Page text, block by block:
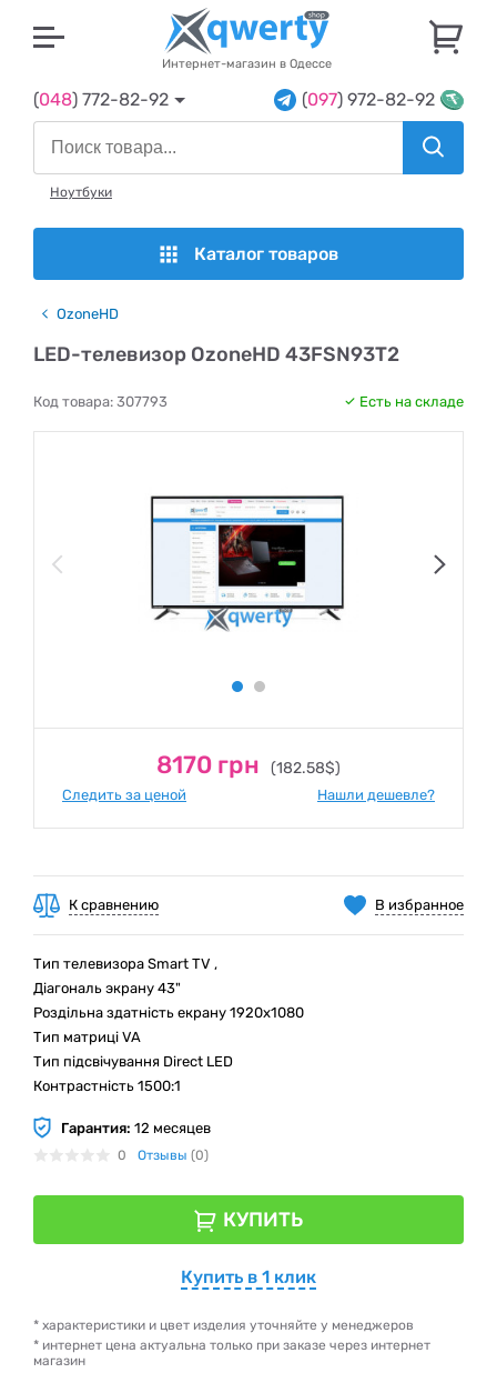
Интернет-магазин в Одессе
(048) 772-82-92 (097) 972-82-92
Ноутбуки
Каталог товаров
OzoneHD
LED-телевизор OzoneHD 43FSN93T2
Код товара: 307793 Есть на складе
8170 грн (182.58$)
Следить за ценой Нашли дешевле?
В избранное
К сравнению
Тип телевизора Smart TV ,
Діагональ экрану 43"
Роздільна здатність екрану 1920x1080
Тип матриці VA
Тип підсвічування Direct LED
Контрастність 1500:1
Гарантия: 12 месяцев
0 Отзывы (0)
КУПИТЬ
Купить в 1 клик
* характеристики и цвет изделия уточняйте у менеджеров
* интернет цена актуальна только при заказе через интернет
магазин